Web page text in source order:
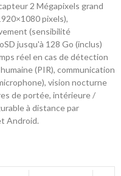
2 Mégapixels grand
pixels),
(sensibilité
jusqu'à 128 Go (inclus)
réel en cas de détection
(PIR), communication
vision nocturne
de portée, intérieure /
à distance par
Android.